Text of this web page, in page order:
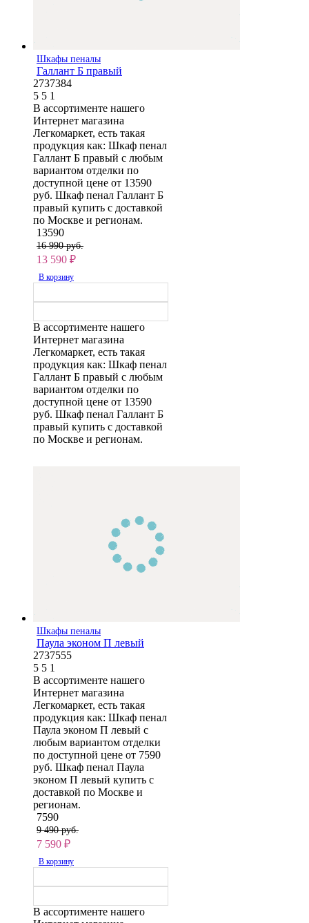
Шкафы пеналы
Галлант Б правый
2737384
5 5 1
В ассортименте нашего
Интернет магазина
Легкомаркет, есть такая
продукция как: Шкаф пенал
Галлант Б правый с любым
вариантом отделки по
доступной цене от 13590
руб. Шкаф пенал Галлант Б
правый купить с доставкой
по Москве и регионам.
13590
16 990 руб.
13 590 ₽
В корзину
В ассортименте нашего
Интернет магазина
Легкомаркет, есть такая
продукция как: Шкаф пенал
Галлант Б правый с любым
вариантом отделки по
доступной цене от 13590
руб. Шкаф пенал Галлант Б
правый купить с доставкой
по Москве и регионам.
Шкафы пеналы
Паула эконом П левый
2737555
5 5 1
В ассортименте нашего
Интернет магазина
Легкомаркет, есть такая
продукция как: Шкаф пенал
Паула эконом П левый с
любым вариантом отделки
по доступной цене от 7590
руб. Шкаф пенал Паула
эконом П левый купить с
доставкой по Москве и
регионам.
7590
9 490 руб.
7 590 ₽
В корзину
В ассортименте нашего